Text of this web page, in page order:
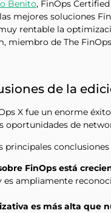
Benito, FinOps
mejores soluciones
rentable la
miembro de The
de la
X fue un enorme
oportunidades de
principales
FinOps está
es ampliamente
es más alta que